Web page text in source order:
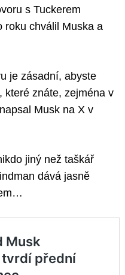
s Tuckerem
roku chválil Muska a
je zásadní, abyste
které znáte, zejména v
Musk na X v
jiný než taškář
dává jasně